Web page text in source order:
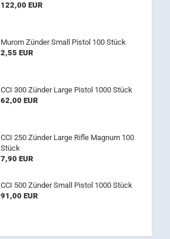
122,00 EUR
Murom Zünder Small Pistol 100 Stück
2,55 EUR
CCI 300 Zünder Large Pistol 1000 Stück
62,00 EUR
CCI 250 Zünder Large Rifle Magnum 100
Stück
7,90 EUR
CCI 500 Zünder Small Pistol 1000 Stück
91,00 EUR